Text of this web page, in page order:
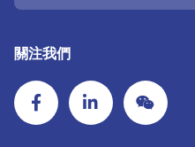
關注我們